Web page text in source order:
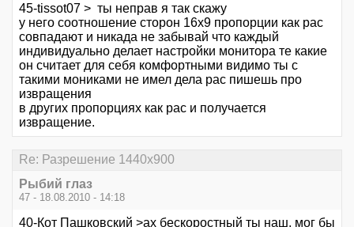
45-tissot07 > ты неправ я так скажу
у него соотношение сторон 16х9 пропорции как рас
совпадают и никада не забывай что каждый
индивидуально делает настройки монитора те какие
он считает для себя комфортными видимо ты с
такими мониками не имел дела рас пишешь про
извращения
в других пропорциях как рас и получается
извращение.
Re: Разрешение 1440х900
Рыбий глаз
47 - 18.08.2010 - 14:18
40-Кот Пашковский >ах бескоростный ты наш, мог бы